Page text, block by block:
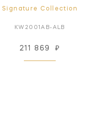
Signature Collection
KW2001AB-ALB
211 869 ₽